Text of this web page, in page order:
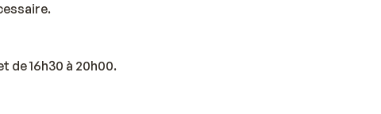
de 16h30 à 20h00.